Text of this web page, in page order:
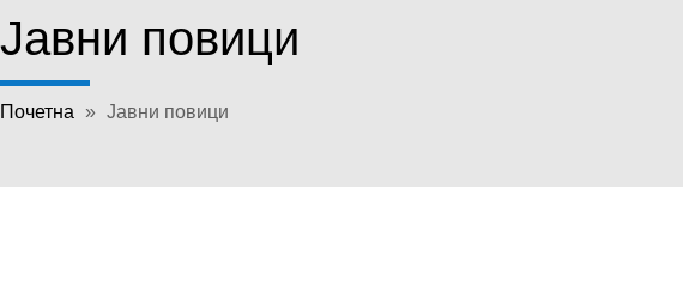
Јавни повици
Почетна » Јавни повици